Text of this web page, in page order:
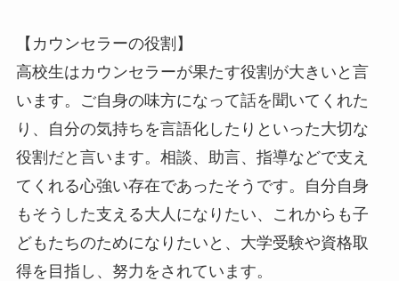
【カウンセラーの役割】
高校生はカウンセラーが果たす役割が大きいと言
います。ご自身の味方になって話を聞いてくれた
り、自分の気持ちを言語化したりといった大切な
役割だと言います。相談、助言、指導などで支え
てくれる心強い存在であったそうです。自分自身
もそうした支える大人になりたい、これからも子
どもたちのためになりたいと、大学受験や資格取
得を目指し、努力をされています。